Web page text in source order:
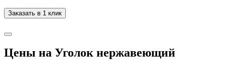
Заказать в 1 клик
Цены на Уголок нержавеющий